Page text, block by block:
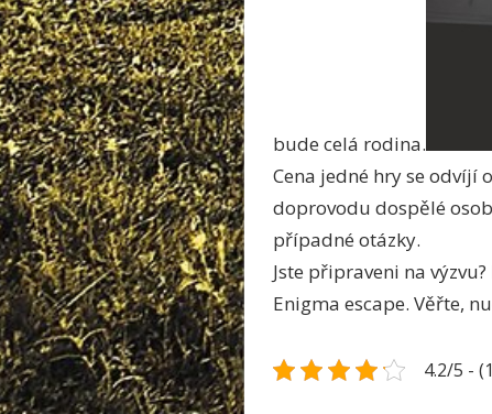
bude celá rodina.
Cena jedné hry se odvíjí
doprovodu dospělé
případné otázky.
Jste připraveni na
Enigma escape. Věřte,
4.2/5 -